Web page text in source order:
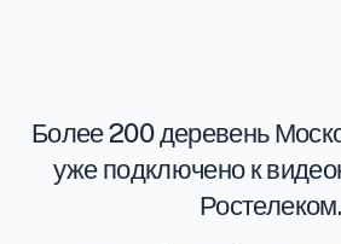
Более 200 деревень
уже подключено к
Ростелеком.